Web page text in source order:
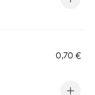
0,70 €